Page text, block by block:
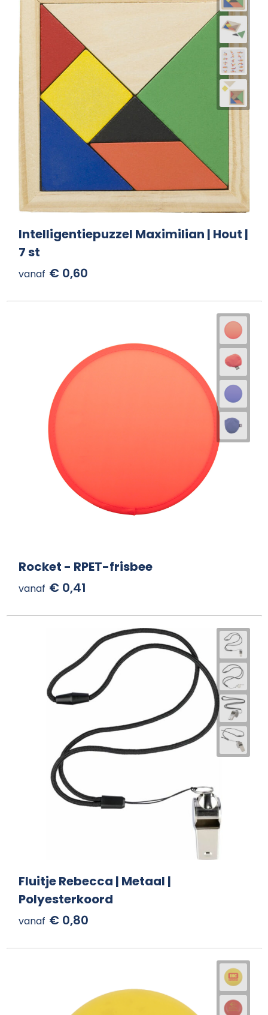
Intelligentiepuzzel Maximilian | Hout |
7 st
vanaf € 0,60
Rocket - RPET-frisbee
vanaf € 0,41
Fluitje Rebecca | Metaal |
Polyesterkoord
vanaf € 0,80